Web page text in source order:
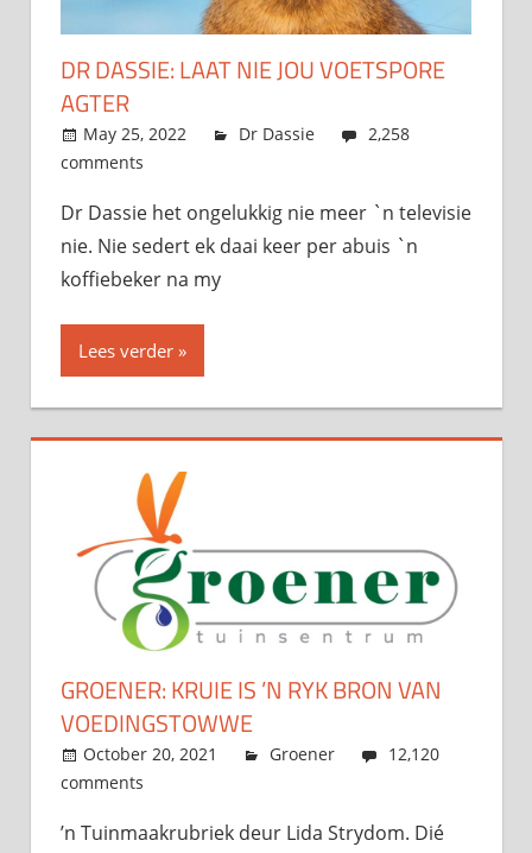
DR DASSIE: LAAT NIE JOU VOETSPORE
AGTER
May 25, 2022 admin
Dr Dassie
2,258
comments
Dr Dassie het ongelukkig nie meer `n televisie
nie. Nie sedert ek daai keer per abuis `n
koffiebeker na my
Lees verder
GROENER: KRUIE IS ’N RYK BRON VAN
VOEDINGSTOWWE
October 20, 2021 admin
Groener
12,120
comments
’n Tuinmaakrubriek deur Lida Strydom. Dié